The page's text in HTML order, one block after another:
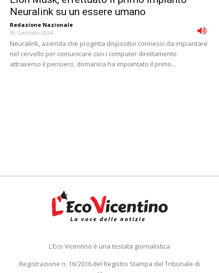
Neuralink su un essere umano
Redazione Nazionale -
30 Gennaio 2024
Neuralink, azienda che progetta dispositivi connessi da impiantare
nel cervello per comunicare con i computer direttamente
attraverso il pensiero, domanica ha impiantato il primo...
L’Eco Vicentino è una testata giornalistica
Registrazione n. 16/2016 del Registro Stampa del Tribunale di